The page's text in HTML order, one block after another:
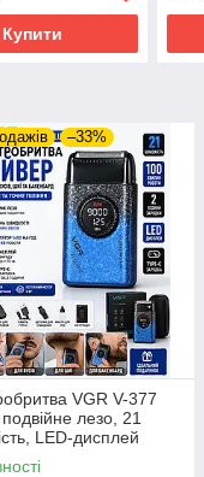
Купити
–33%
VGR V-377
лезо, 21
LED-дисплей